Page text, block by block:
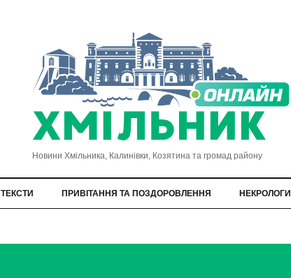
Новини Хмільника, Калинівки, Козятина та громад району
ТЕКСТИ ПРИВІТАННЯ ТА ПОЗДОРОВЛЕННЯ НЕКРОЛОГИ